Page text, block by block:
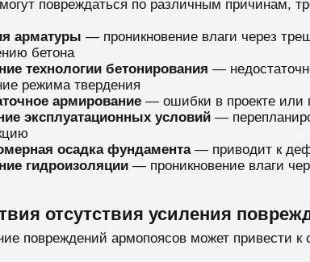
повреждаться по различным причинам,
арматуры — проникновение влаги через
бетона
технологии бетонирования —
режима твердения
армирование— ошибки в проекте или
эксплуатационных условий—
осадка фундамента— приводит к
гидроизоляции— проникновение влаги
отсутствия усиления
повреждений армопоясов может привести